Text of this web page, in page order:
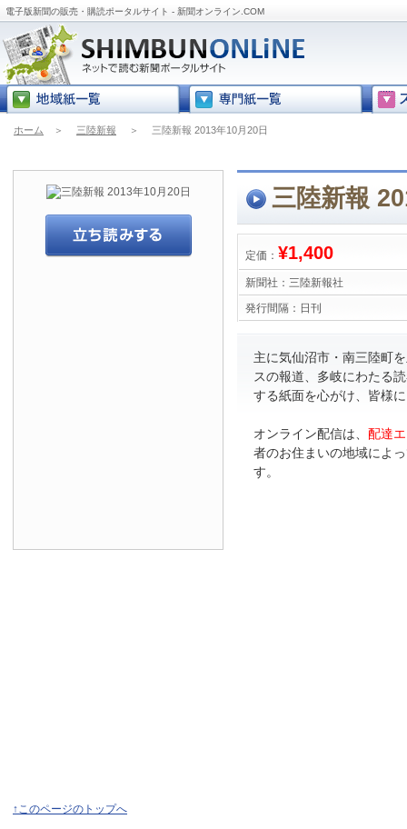
電子版新聞の販売・購読ポータルサイト - 新聞オンライン.COM
ホーム ＞ 三陸新報 ＞ 三陸新報 2013年10月20日
三陸新報
定価： ¥1,400
新聞社： 三陸新報社
発行間隔： 日刊
主に気仙沼市・南三陸町
スの報道、多岐にわたる
する紙面を心がけ、皆様
オンライン配信は、 配達
者のお住まいの地域によ
す。
↑このページのトップへ